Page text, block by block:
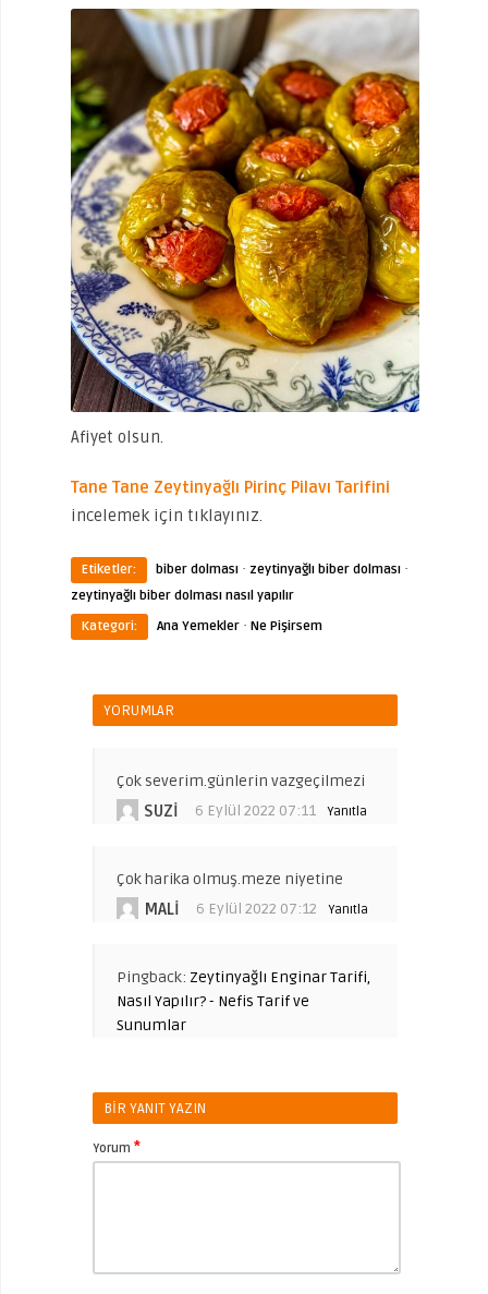
Afiyet olsun.
Tane Tane Zeytinyağlı Pirinç Pilavı Tarifini
incelemek için tıklayınız.
Etiketler: biber dolması · zeytinyağlı biber dolması ·
zeytinyağlı biber dolması nasıl yapılır
Kategori:
Ana Yemekler · Ne Pişirsem
YORUMLAR
Çok severim.günlerin vazgeçilmezi
SUZI 6 Eylül 2022 07:11 Yanıtla
Çok harika olmuş.meze niyetine
MALI 6 Eylül 2022 07:12 Yanıtla
Pingback: Zeytinyağlı Enginar Tarifi,
Nasıl Yapılır? - Nefis Tarif ve
Sunumlar
BIR YANIT YAZIN
Yorum *